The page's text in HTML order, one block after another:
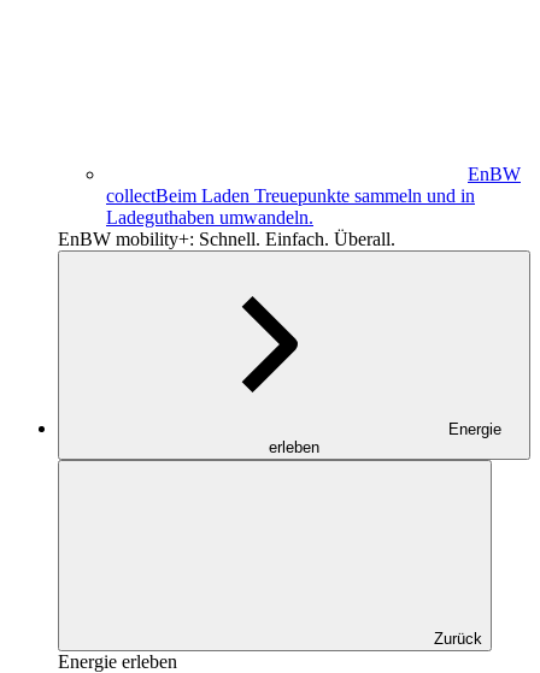
EnBW
collectBeim Laden Treuepunkte sammeln und in
Ladeguthaben umwandeln.
EnBW mobility+: Schnell. Einfach. Überall.
Energie
erleben
Zurück
Energie erleben